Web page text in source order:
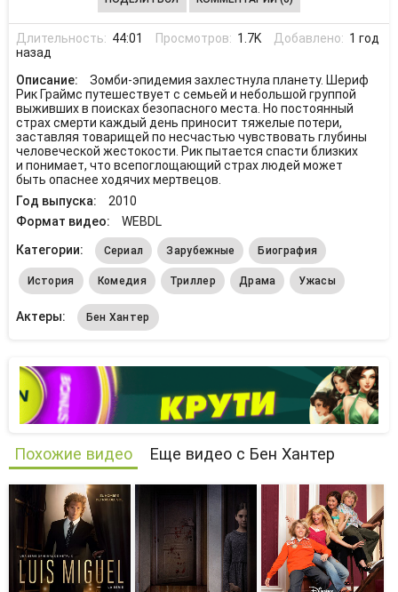
Длительность: 44:01 Просмотров: 1.7K Добавлено: 1 год
назад
Описание:
Зомби-эпидемия захлестнула планету. Шериф
Рик Граймс путешествует с семьей и небольшой группой
выживших в поисках безопасного места. Но постоянный
страх смерти каждый день приносит тяжелые потери,
заставляя товарищей по несчастью чувствовать глубины
человеческой жестокости. Рик пытается спасти близких
и понимает, что всепоглощающий страх людей может
быть опаснее ходячих мертвецов.
Год выпуска:
2010
Формат видео:
WEBDL
Категории:
Сериал Зарубежные Биография
История Комедия Триллер Драма Ужасы
Актеры: Бен Хантер
Похожие видео Еще видео с Бен Хантер